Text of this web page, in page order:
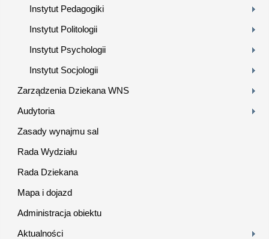
Instytut Pedagogiki
Instytut Politologii
Instytut Psychologii
Instytut Socjologii
Zarządzenia Dziekana WNS
Audytoria
Zasady wynajmu sal
Rada Wydziału
Rada Dziekana
Mapa i dojazd
Administracja obiektu
Aktualności